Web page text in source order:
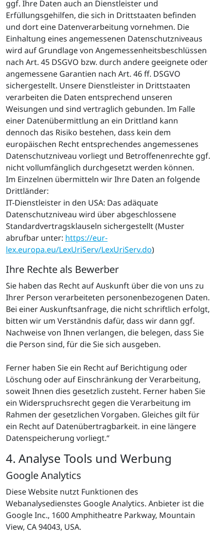
ggf. Ihre Daten auch an Dienstleister und
Erfüllungsgehilfen, die sich in Drittstaaten befinden
und dort eine Datenverarbeitung vornehmen. Die
Einhaltung eines angemessenen Datenschutzniveaus
wird auf Grundlage von Angemessenheitsbeschlüssen
nach Art. 45 DSGVO bzw. durch andere geeignete oder
angemessene Garantien nach Art. 46 ff. DSGVO
sichergestellt. Unsere Dienstleister in Drittstaaten
verarbeiten die Daten entsprechend unseren
Weisungen und sind vertraglich gebunden. Im Falle
einer Datenübermittlung an ein Drittland kann
dennoch das Risiko bestehen, dass kein dem
europäischen Recht entsprechendes angemessenes
Datenschutzniveau vorliegt und Betroffenenrechte ggf.
nicht vollumfänglich durchgesetzt werden können.
Im Einzelnen übermitteln wir Ihre Daten an folgende
Drittländer:
IT-Dienstleister in den USA: Das adäquate
Datenschutzniveau wird über abgeschlossene
Standardvertragsklauseln sichergestellt (Muster
abrufbar unter: https://eur-
lex.europa.eu/LexUriServ/LexUriServ.do)
Ihre Rechte als Bewerber
Sie haben das Recht auf Auskunft über die von uns zu
Ihrer Person verarbeiteten personenbezogenen Daten.
Bei einer Auskunftsanfrage, die nicht schriftlich erfolgt,
bitten wir um Verständnis dafür, dass wir dann ggf.
Nachweise von Ihnen verlangen, die belegen, dass Sie
die Person sind, für die Sie sich ausgeben.
Ferner haben Sie ein Recht auf Berichtigung oder
Löschung oder auf Einschränkung der Verarbeitung,
soweit Ihnen dies gesetzlich zusteht. Ferner haben Sie
ein Widerspruchsrecht gegen die Verarbeitung im
Rahmen der gesetzlichen Vorgaben. Gleiches gilt für
ein Recht auf Datenübertragbarkeit. in eine längere
Datenspeicherung vorliegt.“
4. Analyse Tools und Werbung
Google Analytics
Diese Website nutzt Funktionen des
Webanalysedienstes Google Analytics. Anbieter ist die
Google Inc., 1600 Amphitheatre Parkway, Mountain
View, CA 94043, USA.